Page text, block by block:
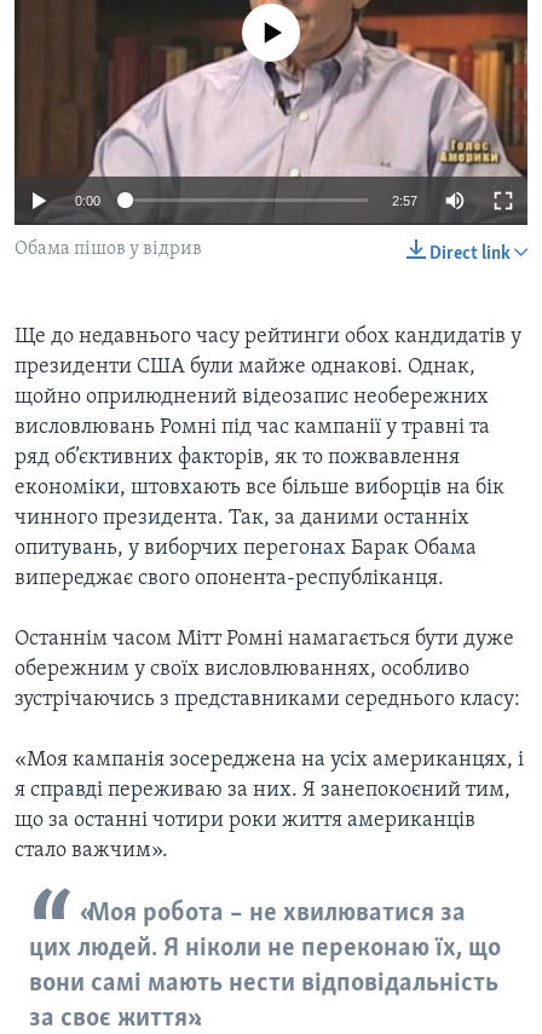
ІСТОРІЇ УСПІХУ УКРАЇНЦІВ
ТЕЛЕПРОГРАМИ
БРИФІНГ ГОЛОСУ АМЕРИКИ
СТУДІЯ ВАШИНГТОН
ВІКНО В АМЕРИКУ
ПРАЙМ-ТАЙМ
Learning English
МИ В СОЦМЕРЕЖАХ
Мови
No media source currently available
0:00 2:57
Direct link
Обама пішов у відрив
Ще до недавнього часу рейтинги обох кандидатів у
президенти США були майже однакові. Однак,
щойно оприлюднений відеозапис необережних
висловлювань Ромні під час кампанії у травні та
ряд об’єктивних факторів, як то пожвавлення
економіки, штовхають все більше виборців на бік
чинного президента. Так, за даними останніх
опитувань, у виборчих перегонах Барак Обама
випереджає свого опонента-республіканця.
Останнім часом Мітт Ромні намагається бути дуже
обережним у своїх висловлюваннях, особливо
зустрічаючись з представниками середнього класу:
«Моя кампанія зосереджена на усіх американцях, і
я справді переживаю за них. Я занепокоєний тим,
що за останні чотири роки життя американців
стало важчим».
«Моя робота – не хвилюватися за
цих людей. Я ніколи не переконаю їх, що
вони самі мають нести відповідальність
за своє життя».